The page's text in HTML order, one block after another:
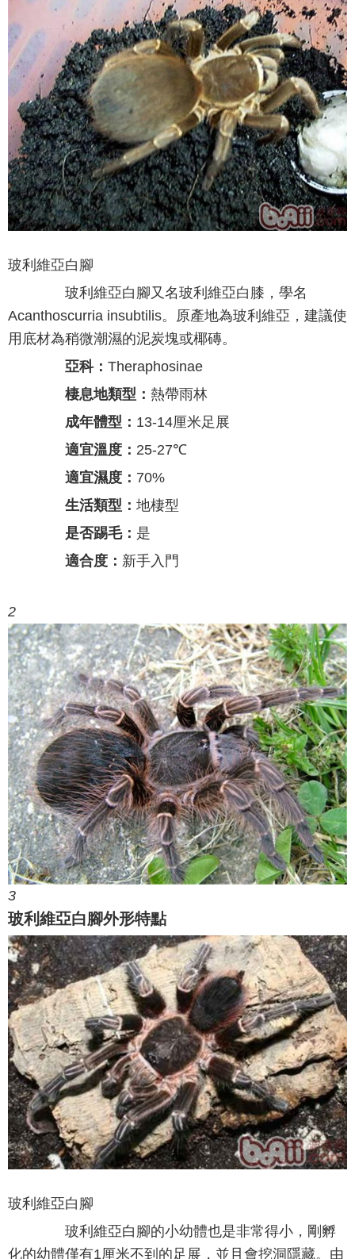
玻利維亞白腳
玻利維亞白腳又名玻利維亞白膝，學名
Acanthoscurria insubtilis。原產地為玻利維亞，建議使
用底材為稍微潮濕的泥炭塊或椰磚。
亞科： Theraphosinae
棲息地類型： 熱帶雨林
成年體型： 13-14厘米足展
適宜溫度： 25-27℃
適宜濕度： 70%
生活類型： 地棲型
是否踢毛： 是
適合度： 新手入門
2
3
玻利維亞白腳外形特點
玻利維亞白腳
玻利維亞白腳的小幼體也是非常得小，剛孵
化的幼體僅有1厘米不到的足展，並且會挖洞隱藏。由